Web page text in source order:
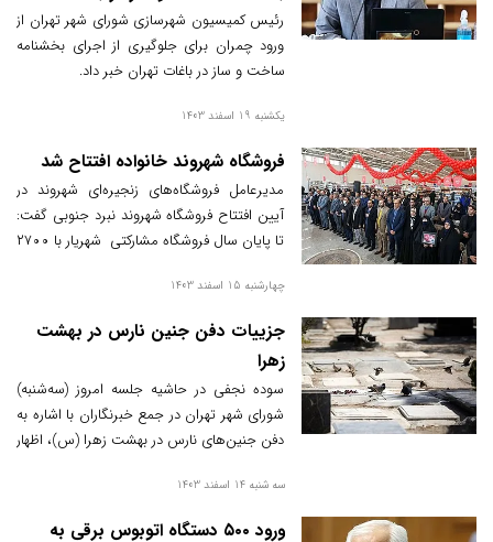
رئیس کمیسیون شهرسازی شورای شهر تهران از
ورود چمران برای جلوگیری از اجرای بخشنامه
ساخت و ساز در باغات تهران خبر داد.
یکشنبه 19 اسفند 1403
فروشگاه شهروند خانواده افتتاح شد
مدیرعامل فروشگاه‌های زنجیره‌‌ای شهروند در
آیین افتتاح فروشگاه شهروند نبرد جنوبی گفت:
تا پایان سال فروشگاه مشارکتی شهریار با ۲۷۰۰
چهارشنبه 15 اسفند 1403
جزییات دفن جنین نارس در بهشت
زهرا
سوده نجفی در حاشیه جلسه امروز (سه‌شنبه)
شورای شهر تهران در جمع خبرنگاران با اشاره به
دفن جنین‌های نارس در بهشت زهرا (س)، اظهار
توسط سازمان پسماند شهرداری تهران منتقل
سه شنبه 14 اسفند 1403
ورود ۵۰۰ دستگاه اتوبوس برقی به